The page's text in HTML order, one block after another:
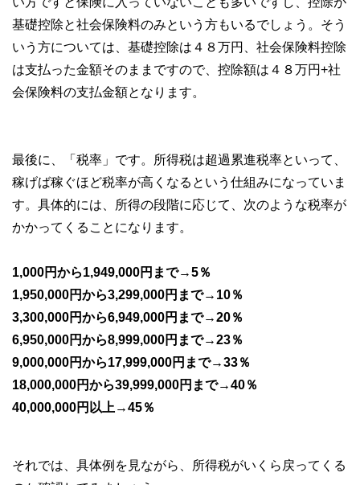
基礎控除と社会保険料のみという方もいるでしょう。そう
いう方については、基礎控除は４８万円、社会保険料控除
は支払った金額そのままですので、控除額は４８万円+社
会保険料の支払金額となります。
最後に、「税率」です。所得税は超過累進税率といって、
稼げば稼ぐほど税率が高くなるという仕組みになっていま
す。具体的には、所得の段階に応じて、次のような税率が
かかってくることになります。
1,000円から1,949,000円まで→5％
1,950,000円から3,299,000円まで→10％
3,300,000円から6,949,000円まで→20％
6,950,000円から8,999,000円まで→23％
9,000,000円から17,999,000円まで→33％
18,000,000円から39,999,000円まで→40％
40,000,000円以上→45％
それでは、具体例を見ながら、所得税がいくら戻ってくる